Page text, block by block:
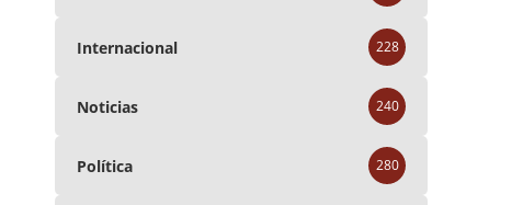
Internacional 228
Noticias 240
Política 280